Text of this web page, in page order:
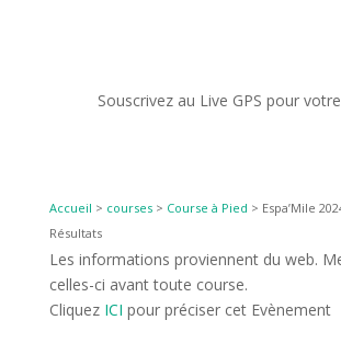
Souscrivez au Live GPS pour
Accueil > courses> Course à Pied > Espa’Mile
Résultats
Les informations proviennent du web.
celles-ci avant toute course.
Cliquez ICI pour préciser cet Evènement